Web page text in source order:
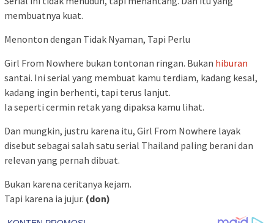
membuatnya kuat.
Menonton dengan Tidak Nyaman, Tapi Perlu
Girl From Nowhere bukan tontonan ringan. Bukan hiburan
santai. Ini serial yang membuat kamu terdiam, kadang kesal,
kadang ingin berhenti, tapi terus lanjut.
Ia seperti cermin retak yang dipaksa kamu lihat.
Dan mungkin, justru karena itu, Girl From Nowhere layak
disebut sebagai salah satu serial Thailand paling berani dan
relevan yang pernah dibuat.
Bukan karena ceritanya kejam.
Tapi karena ia jujur. (don)